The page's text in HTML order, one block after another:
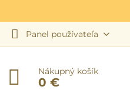
Panel používateľa
Nákupný košík
0 €